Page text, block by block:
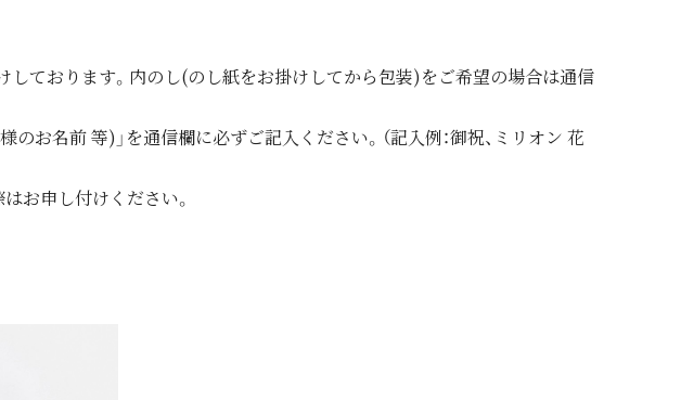
しております。内のし(のし紙をお掛けしてから包装)をご希望の場合は通信
のお名前 等)」を通信欄に必ずご記入ください。（記入例：御祝、ミリオン 花
お申し付けください。